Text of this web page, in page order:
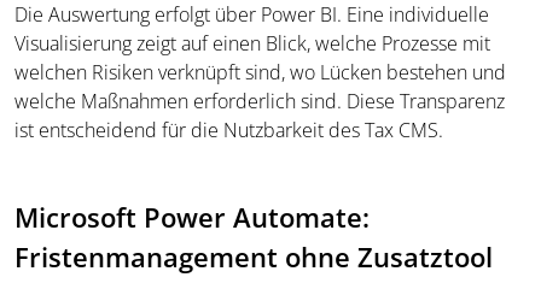
Die Auswertung erfolgt über Power BI. Eine individuelle
Visualisierung zeigt auf einen Blick, welche Prozesse mit
welchen Risiken verknüpft sind, wo Lücken bestehen und
welche Maßnahmen erforderlich sind. Diese Transparenz
ist entscheidend für die Nutzbarkeit des Tax CMS.
Microsoft Power Automate:
Fristenmanagement ohne Zusatztool